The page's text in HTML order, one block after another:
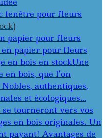
fenêtre pour fleurs
papier pour fleurs
en papier pour fleurs
en bois en stockUne
en bois, que l’on
Nobles, authentiques,
et écologiques…
se tourneront vers vos
en bois originales. Un
payant! Avantages de